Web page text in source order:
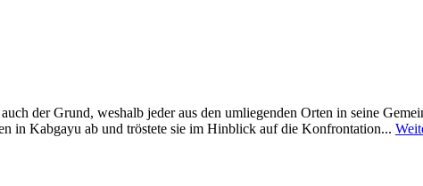
der Grund, weshalb jeder aus den umliegenden Orten in seine
in Kabgayu ab und tröstete sie im Hinblick auf die Konfrontation...